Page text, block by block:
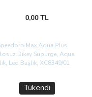
0,00 TL
Tükendi